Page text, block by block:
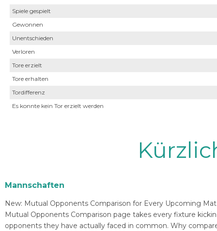
Spiele gespielt
Gewonnen
Unentschieden
Verloren
Tore erzielt
Tore erhalten
Tordifferenz
Es konnte kein Tor erzielt werden
Mannschaften
New: Mutual Opponents Comparison for Every Upcoming
Mutual Opponents Comparison page takes every fixture
opponents they have actually faced in common. Why